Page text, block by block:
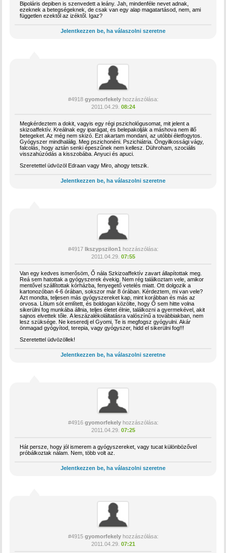
Bipoláris depiben is szenvedett a leány. Jah, mindenféle nevet adnak,
ezeknek a betegségeknek, de csak van egy alap magatartásod, nem, ami
független ezektől az izéktől. Igaz?
Jelentkezzen be, ha válaszolni szeretne
#4918 gyomorfekelyhozzászólása:
2011.04.29. 08:24
Megkérdeztem a dokit, vagyis egy régi pszichológusomat, mit jelent a
skizoaffektív. Kreálnak egy iparágat, és belepakolják a máshova nem illő
betegeket. Az még nem skizó. Ezt akartam mondani, az utóbbi életfogytos.
Gyógyszer mindhalálig. Meg pszichonéni. Pszichiátria. Öngyilkossági vágy,
falcolás, hogy aztán senki épeszűnek nem kellesz. Dühroham, szociális
visszahúzódás a kisszobába. Anyuci és apuci.
Szeretettel üdvözöl Edraan vagy Miro, ahogy tetszik.
Jelentkezzen be, ha válaszolni szeretne
#4917 Ikszypszilon1 hozzászólása:
2011.04.29. 07:55
Van egy kedves ismerősöm, Ő nála Szkizoaffektív zavart állapítottak meg.
Reá sem hatottak a gyógyszerek évekig. Nem rég találkoztam vele, amikor
mentővel szállítottak kórházba, fenyegető vetelés miatt. Ott dolgozik a
kartonozóban 4-6 órában, sokszor már 8 órában. Kérdeztem, mi van vele?
Azt mondta, teljesen más gyógyszereket kap, mint korábban és más az
orvosa. Lítium sót említett, és boldogan közölte, hogy Ő sem hitte volna
sikerülni fog munkába állnia, teljes életet élnie, találkozni a gyermekével, akit
sajnos elvettek tőle. A leszázalékoláltatásra valószínű a továbbiakban, nem
lesz szüksége. Ne keseredj el Gyomi, Te is megfogsz gyógyulni. Akár
önmagad gyógyítod, terepia, vagy gyógyszer, hidd el sikerülni fog!!!
Szeretettel üdvözöllek!
Jelentkezzen be, ha válaszolni szeretne
#4916 gyomorfekelyhozzászólása:
2011.04.29. 07:25
Hát persze, hogy jól ismerem a gyógyszereket, vagy tucat különbözővel
próbálkoztak nálam. Nem, több volt az.
Jelentkezzen be, ha válaszolni szeretne
#4915 gyomorfekelyhozzászólása:
2011.04.29. 07:21